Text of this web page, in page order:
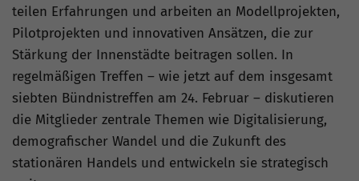
teilen Erfahrungen und arbeiten an Modellprojekten,
Pilotprojekten und innovativen Ansätzen, die zur
Stärkung der Innenstädte beitragen sollen. In
regelmäßigen Treffen – wie jetzt auf dem insgesamt
siebten Bündnistreffen am 24. Februar – diskutieren
die Mitglieder zentrale Themen wie Digitalisierung,
demografischer Wandel und die Zukunft des
stationären Handels und entwickeln sie strategisch